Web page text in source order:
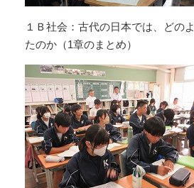
１Ｂ社会：古代の日本では、どの
たのか（1章のまとめ）